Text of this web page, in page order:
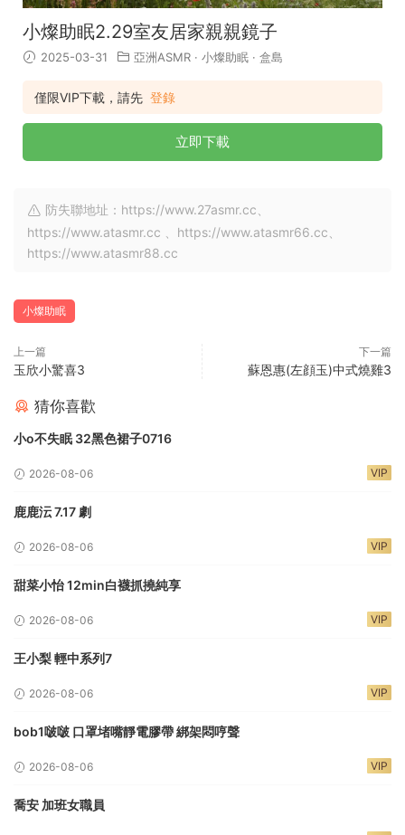
小燦助眠2.29室友居家親親鏡子
2025-03-31 亞洲ASMR · 小燦助眠 · 盒島
僅限VIP下載，請先 登錄
立即下載
防失聯地址：https://www.27asmr.cc、
https://www.atasmr.cc 、https://www.atasmr66.cc、
https://www.atasmr88.cc
小燦助眠
上一篇
玉欣小驚喜3
下一篇
蘇恩惠(左顔玉)中式燒雞3
猜你喜歡
小o不失眠 32黑色裙子0716
2026-08-06 VIP
鹿鹿沄 7.17 劇
2026-08-06 VIP
甜菜小怡 12min白襪抓撓純享
2026-08-06 VIP
王小梨 輕中系列7
2026-08-06 VIP
bob1啵啵 口罩堵嘴靜電膠帶 綁架悶哼聲
2026-08-06 VIP
喬安 加班女職員